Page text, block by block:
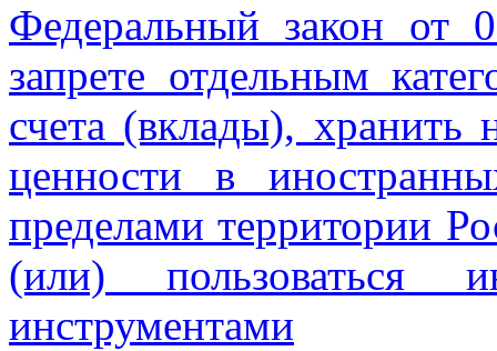
Федеральный закон
запрете отдельным
счета (вклады), хранить
ценности в
пределами территории
(или) пользоваться
инструментами